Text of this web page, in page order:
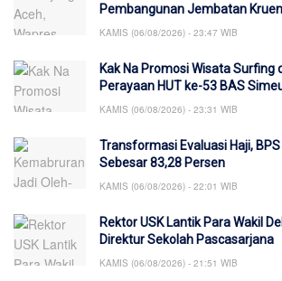
Pembangunan Jembatan
KAMIS (06/08/2026) - 23:47 WIB
Kak Na Promosi Wisata Surfing
Perayaan HUT ke-53 BAS
KAMIS (06/08/2026) - 23:31 WIB
Transformasi Evaluasi Haji,
Sebesar 83,28 Persen
KAMIS (06/08/2026) - 22:01 WIB
Rektor USK Lantik Para Wakil
Direktur Sekolah Pascasarjana
KAMIS (06/08/2026) - 21:51 WIB